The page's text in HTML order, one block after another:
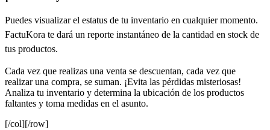
Puedes visualizar el estatus de tu inventario en cualquier momento.
FactuKora te dará un reporte instantáneo de la cantidad en stock de
tus productos.
Cada vez que realizas una venta se descuentan, cada vez que
realizar una compra, se suman. ¡Evita las pérdidas misteriosas!
Analiza tu inventario y determina la ubicación de los productos
faltantes y toma medidas en el asunto.
[/col][/row]